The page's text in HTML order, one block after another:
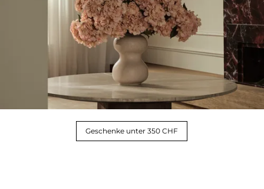
Geschenke unter 350 CHF